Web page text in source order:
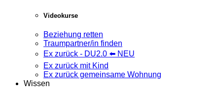
Videokurse
Beziehung retten
Traumpartner/in finden
Ex zurück - DU2.0 ⬅️ NEU
Ex zurück mit Kind
Ex zurück gemeinsame Wohnung
Wissen